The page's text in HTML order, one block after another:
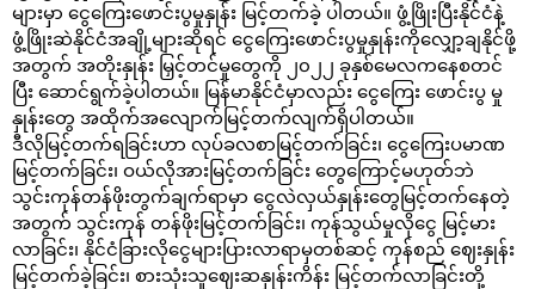
များမှာ ငွေကြေးဖောင်းပွမှုနှုန်း မြင့်တက်ခဲ့ ပါတယ်။ ဖွံ့ဖြိုးပြီးနိုင်ငံနဲ့
ဖွံ့ဖြိုးဆဲနိုင်ငံအချို့များဆိုရင် ငွေကြေးဖောင်းပွမှုနှုန်းကိုလျှော့ချနိုင်ဖို့
အတွက် အတိုးနှုန်း မြှင့်တင်မှုတွေကို ၂၀၂၂ ခုနှစ်မေလကနေစတင်
ပြီး ဆောင်ရွက်ခဲ့ပါတယ်။ မြန်မာနိုင်ငံမှာလည်း ငွေကြေး ဖောင်းပွ မှု
နှုန်းတွေ အထိုက်အလျောက်မြင့်တက်လျက်ရှိပါတယ်။
ဒီလိုမြင့်တက်ရခြင်းဟာ လုပ်ခလစာမြင့်တက်ခြင်း၊ ငွေကြေးပမာဏ
မြင့်တက်ခြင်း၊ ဝယ်လိုအားမြင့်တက်ခြင်း တွေကြောင့်မဟုတ်ဘဲ
သွင်းကုန်တန်ဖိုးတွက်ချက်ရာမှာ ငွေလဲလှယ်နှုန်းတွေမြင့်တက်နေတဲ့
အတွက် သွင်းကုန် တန်ဖိုးမြင့်တက်ခြင်း၊ ကုန်သွယ်မှုလိုငွေ မြင့်မား
လာခြင်း၊ နိုင်ငံခြားလိုငွေများပြားလာရာမှတစ်ဆင့် ကုန်စည် ဈေးနှုန်း
မြင့်တက်ခဲ့ခြင်း၊ စားသုံးသူဈေးဆနှုန်းကိန်း မြင့်တက်လာခြင်းတို့